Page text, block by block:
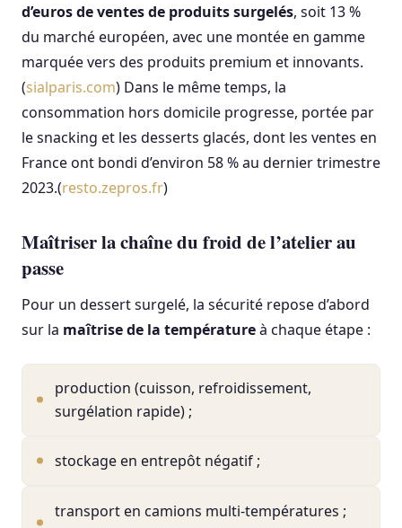
d’euros de ventes de produits surgelés, soit 13 %
du marché européen, avec une montée en gamme
marquée vers des produits premium et innovants.
(sialparis.com) Dans le même temps, la
consommation hors domicile progresse, portée par
le snacking et les desserts glacés, dont les ventes en
France ont bondi d’environ 58 % au dernier trimestre
2023.(resto.zepros.fr)
Maîtriser la chaîne du froid de l’atelier au
passe
Pour un dessert surgelé, la sécurité repose d’abord
sur la maîtrise de la températureà chaque étape :
production (cuisson, refroidissement,
surgélation rapide) ;
stockage en entrepôt négatif ;
transport en camions multi-températures ;